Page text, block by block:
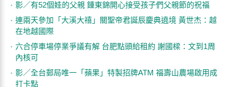
影／有52個娃的父親 鍾東錦開心接受孩子們父親節的祝福
連兩天參加「大溪大禧」關聖帝君誕辰慶典遶境 黃世杰：越
在地越國際
六合停車場停業爭議有解 台肥點頭給租約 謝國樑：文到1周
內核可
影／全台郵局唯一「蘋果」特製招牌ATM 福壽山農場啟用成
打卡點